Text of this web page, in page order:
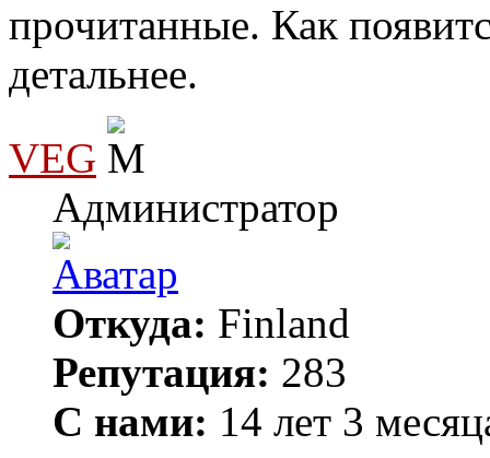
прочитанные. Как
детальнее.
VEG
Администратор
Откуда: Finland
Репутация: 283
С нами: 14 лет 3